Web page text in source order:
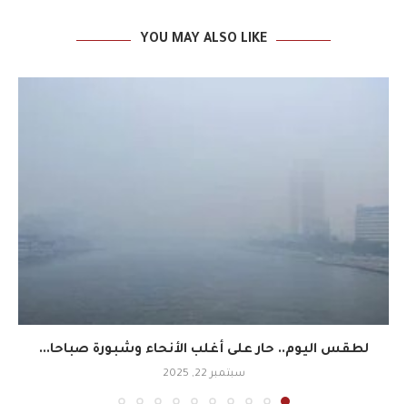
YOU MAY ALSO LIKE
لطقس اليوم.. حار على أغلب الأنحاء وشبورة صباحا...
سبتمبر 22, 2025